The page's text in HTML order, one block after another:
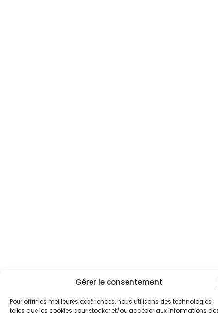
Gérer le consentement
Pour offrir les meilleures expériences, nous utilisons des technologies
telles que les cookies pour stocker et/ou accéder aux informations